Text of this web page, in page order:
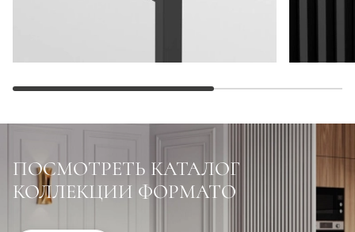
ПОСМОТРЕТЬ КАТАЛОГ
КОЛЛЕКЦИИ ФОРМАТО